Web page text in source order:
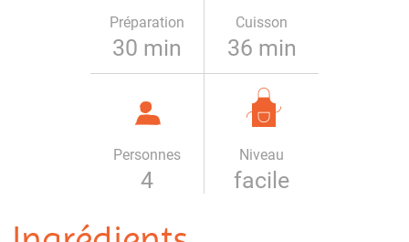
Préparation
30 min
Cuisson
36 min
Personnes
4
Niveau
facile